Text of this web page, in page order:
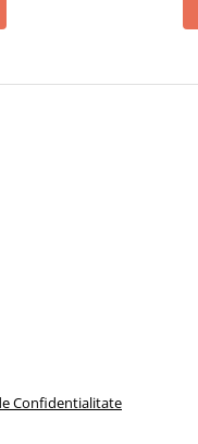
Confidentialitate